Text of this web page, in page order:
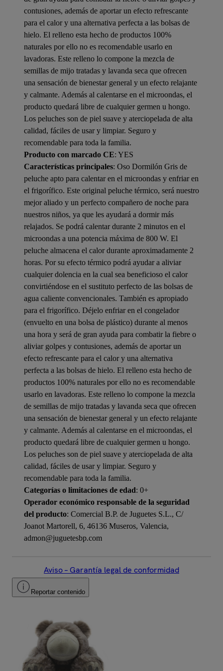
contusiones, además de aportar un efecto refrescante
para el calor y una alternativa perfecta a las bolsas de
hielo. El relleno esta hecho de productos 100%
naturales por ello no es recomendable usarlo en
lavadoras. Este relleno lo compone la mezcla de
semillas de mijo tratadas y lavanda seca que ofrecen
una sensación de bienestar general y un efecto relajante
y calmante. Además al calentarse en el microondas, el
producto quedará libre de cualquier germen u hongo.
Los peluches son de piel suave y aterciopelada de alta
calidad, fáciles de usar y limpiar. Seguro y
recomendable para toda la familia.
Producto con marcado CE: YES
Características principales: Oso Dormilón Gris de
peluche apto para calentar en el microondas y enfriar en
el frigorífico. Este original peluche térmico, será nuestro
mejor aliado y un perfecto compañero de noche para
nuestros niños, ya que les ayudará a dormir más
relajados. Se podrá calentar durante 2 minutos en el
microondas a una potencia máxima de 800 W. El
peluche almacena el calor durante aproximadamente 2
horas. Por su efecto térmico podrá ayudar a aliviar
cualquier dolencia en la cual sea beneficioso el calor
convirtiéndose en el sustituto perfecto de las bolsas de
agua caliente convencionales. También es apropiado
para el frigorífico. Déjelo enfriar en el congelador
(envuelto en una bolsa de plástico) durante al menos
una hora y será de gran ayuda para combatir la fiebre o
aliviar golpes y contusiones, además de aportar un
efecto refrescante para el calor y una alternativa
perfecta a las bolsas de hielo. El relleno esta hecho de
productos 100% naturales por ello no es recomendable
usarlo en lavadoras. Este relleno lo compone la mezcla
de semillas de mijo tratadas y lavanda seca que ofrecen
una sensación de bienestar general y un efecto relajante
y calmante. Además al calentarse en el microondas, el
producto quedará libre de cualquier germen u hongo.
Los peluches son de piel suave y aterciopelada de alta
calidad, fáciles de usar y limpiar. Seguro y
recomendable para toda la familia.
Categorías o limitaciones de edad: 0+
Operador económico responsable de la seguridad
del producto: Comercial B.P. de Juguetes S.L., C/
Joanot Martorell, 6, 46136 Museros, Valencia,
admon@juguetesbp.com
Aviso – Garantía legal de conformidad
Reportar contenido